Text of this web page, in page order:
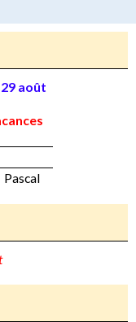
août
Pascal